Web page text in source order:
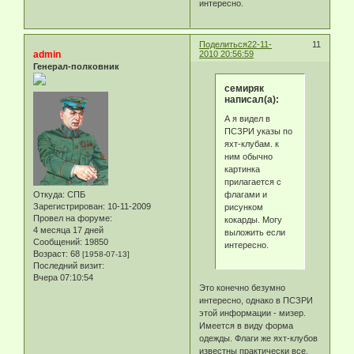
интересно.
Поделиться 11
22-11-
2010 20:56:59
admin
Генерал-полковник
Откуда: СПБ
Зарегистрирован: 10-11-2009
Провел на форуме:
4 месяца 17 дней
Сообщений: 19850
Возраст: 68 [1958-07-13]
Последний визит:
Вчера 07:10:54
семиряк
написал(а):
А я видел в
ПСЗРИ указы по
яхт-клубам. к
ним обычно
картинка
прилагается с
флагами и
рисунком
кокарды. Могу
выложить если
интересно.
Это конечно безумно
интересно, однако в ПСЗРИ
этой информации - мизер.
Имеется в виду форма
одежды. Флаги же яхт-клубов
известны практически все.